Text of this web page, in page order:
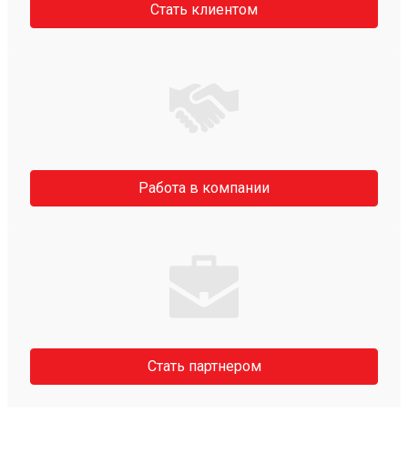
Стать клиентом
Работа в компании
Стать партнером